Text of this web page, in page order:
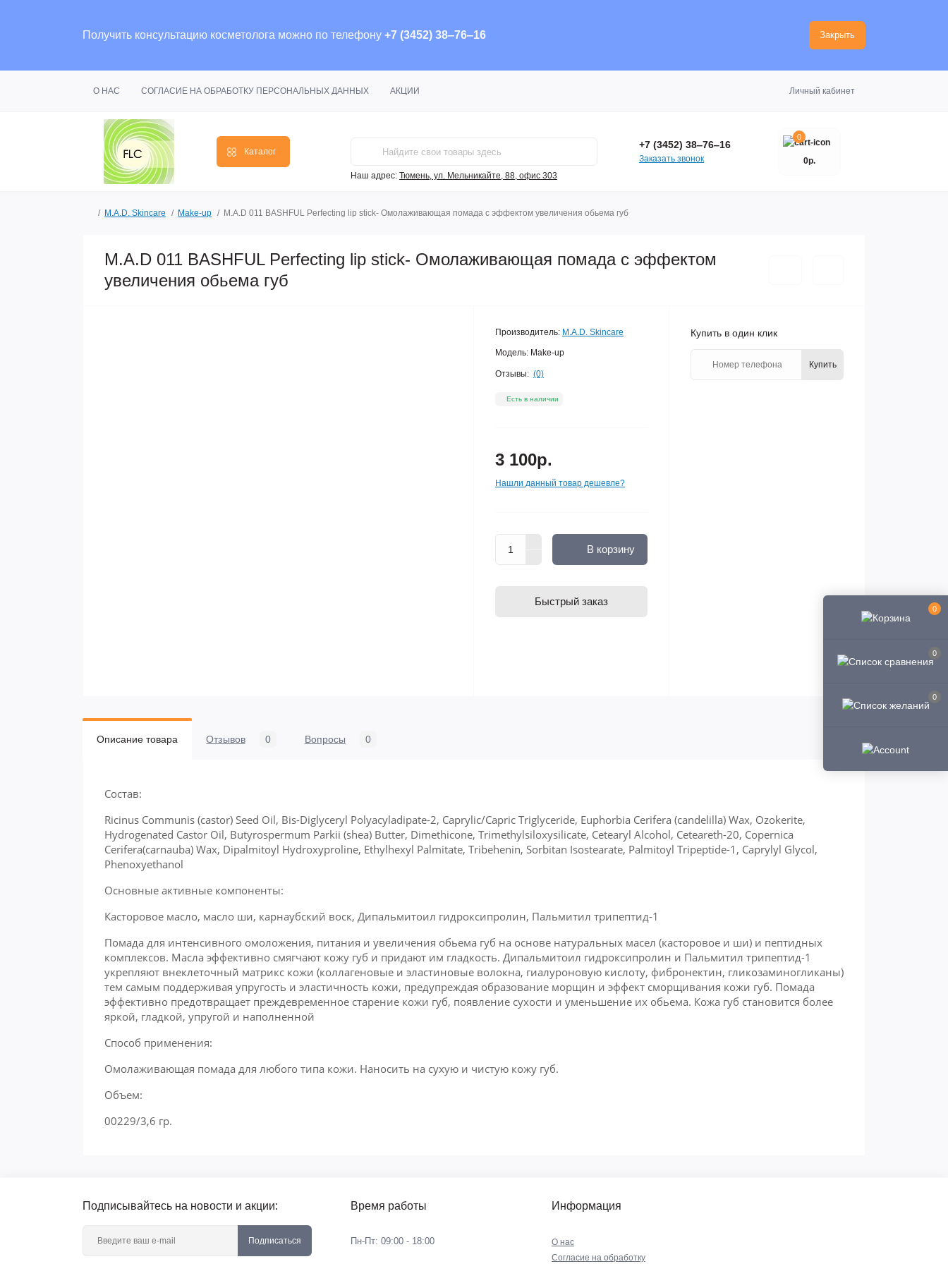
0
0
0
Получить консультацию косметолога можно по телефону +7 (3452) 38‒76‒16 Закрыть
О НАС СОГЛАСИЕ НА ОБРАБОТКУ ПЕРСОНАЛЬНЫХ ДАННЫХ АКЦИИ Личный кабинет
Каталог
Наш адрес: Тюмень, ул. Мельникайте, 88, офис 303
+7 (3452) 38‒76‒16
Заказать звонок
0
0р.
M.A.D. Skincare Make-up M.A.D 011 BASHFUL Perfecting lip stick- Омолаживающая помада с эффектом увеличения обьема губ
M.A.D 011 BASHFUL Perfecting lip stick- Омолаживающая помада с эффектом
увеличения обьема губ
Производитель: M.A.D. Skincare
Модель: Make-up
Отзывы: (0)
Есть в наличии
3 100р.
Нашли данный товар дешевле?
В корзину
Быстрый заказ
Купить в один клик
Купить
Описание товара Отзывов 0 Вопросы 0
Состав:
Ricinus Communis (castor) Seed Oil, Bis-Diglyceryl Polyacyladipate-2, Caprylic/Capric Triglyceride, Euphorbia Cerifera (candelilla) Wax, Ozokerite,
Hydrogenated Castor Oil, Butyrospermum Parkii (shea) Butter, Dimethicone, Trimethylsiloxysilicate, Cetearyl Alcohol, Ceteareth-20, Copernica
Cerifera(carnauba) Wax, Dipalmitoyl Hydroxyproline, Ethylhexyl Palmitate, Tribehenin, Sorbitan Isostearate, Palmitoyl Tripeptide-1, Caprylyl Glycol,
Phenoxyethanol
Основные активные компоненты:
Касторовое масло, масло ши, карнаубский воск, Дипальмитоил гидроксипролин, Пальмитил трипептид-1
Помада для интенсивного омоложения, питания и увеличения обьема губ на основе натуральных масел (касторовое и ши) и пептидных
комплексов. Масла эффективно смягчают кожу губ и придают им гладкость. Дипальмитоил гидроксипролин и Пальмитил трипептид-1
укрепляют внеклеточный матрикс кожи (коллагеновые и эластиновые волокна, гиалуроновую кислоту, фибронектин, гликозаминогликаны)
тем самым поддерживая упругость и эластичность кожи, предупреждая образование морщин и эффект сморщивания кожи губ. Помада
эффективно предотвращает преждевременное старение кожи губ, появление сухости и уменьшение их обьема. Кожа губ становится более
яркой, гладкой, упругой и наполненной
Способ применения:
Омолаживающая помада для любого типа кожи. Наносить на сухую и чистую кожу губ.
Объем:
00229/3,6 гр.
Подписывайтесь на новости и акции:
Подписаться
Время работы
Пн-Пт: 09:00 - 18:00
Информация
О нас
Согласие на обработку